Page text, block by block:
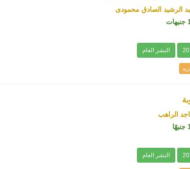
الرشيد الصادق محمودى
النشر العام
الراهب
النشر العام